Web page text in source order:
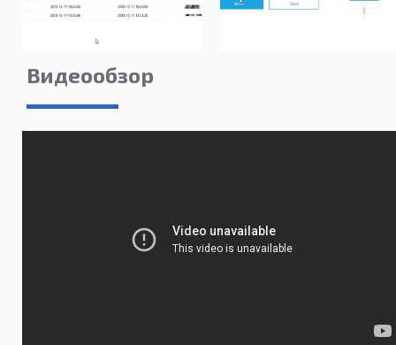
Видеообзор